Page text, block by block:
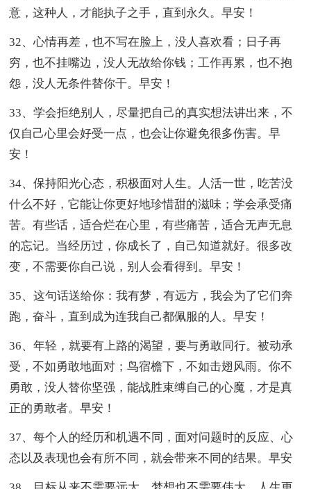
意，这种人，才能执子之手，直到永久。早安！
32、心情再差，也不写在脸上，没人喜欢看；日子再
穷，也不挂嘴边，没人无故给你钱；工作再累，也不抱
怨，没人无条件替你干。早安！
33、学会拒绝别人，尽量把自己的真实想法讲出来，不
仅自己心里会好受一点，也会让你避免很多伤害。早
安！
34、保持阳光心态，积极面对人生。人活一世，吃苦没
什么不好，它能让你更好地珍惜甜的滋味；学会承受痛
苦。有些话，适合烂在心里，有些痛苦，适合无声无息
的忘记。当经历过，你成长了，自己知道就好。很多改
变，不需要你自己说，别人会看得到。早安！
35、这句话送给你：我有梦，有远方，我会为了它们奔
跑，奋斗，直到成为连我自己都佩服的人。早安！
36、年轻，就要有上路的渴望，要与勇敢同行。被动承
受，不如勇敢地面对；鸟宿檐下，不如击翅风雨。你不
勇敢，没人替你坚强，能战胜束缚自己的心魔，才是真
正的勇敢者。早安！
37、每个人的经历和机遇不同，面对问题时的反应、心
态以及表现也会有所不同，就会带来不同的结果。早安